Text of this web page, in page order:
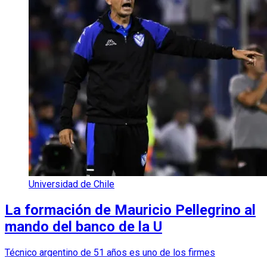
Universidad de Chile
La formación de Mauricio Pellegrino al
mando del banco de la U
Técnico argentino de 51 años es uno de los firmes